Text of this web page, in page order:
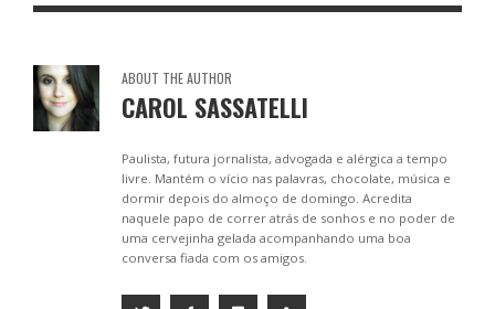
o
k
g
er
p
p
ABOUT THE AUTHOR
CAROL SASSATELLI
Paulista, futura jornalista, advogada e alérgica a tempo
livre. Mantém o vício nas palavras, chocolate, música e
dormir depois do almoço de domingo. Acredita
naquele papo de correr atrás de sonhos e no poder de
uma cervejinha gelada acompanhando uma boa
conversa fiada com os amigos.